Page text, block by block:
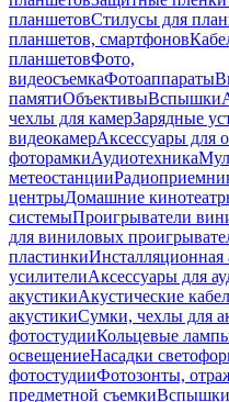
планшетовСтилусы для
планшетов, смартфонов
планшетовФото,
видеосъемкаФотоаппараты
памятиОбъективыВспышки
чехлы для камерЗарядные
видеокамерАксессуары для
фоторамкиАудиотехника
метеостанции
центрыДомашние
системыПроигрыватели
для виниловых
пластинкиИнсталляционная
усилителиАксессуары для
акустикиАкустические
акустикиСумки, чехлы для
фотостудииКольцевые
освещениеНасадки
фотостудииФотозонты,
предметной съемкиВспышки